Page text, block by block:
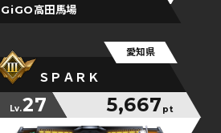
GiGO高田馬場
愛知県
ＳＰＡＲＫ
Lv.27 5,667 pt